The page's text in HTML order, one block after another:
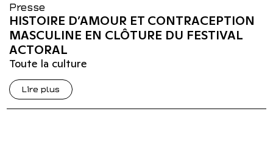
Presse
HISTOIRE D’AMOUR ET CONTRACEPTION
MASCULINE EN CLÔTURE DU FESTIVAL
ACTORAL
Toute la culture
Lire plus